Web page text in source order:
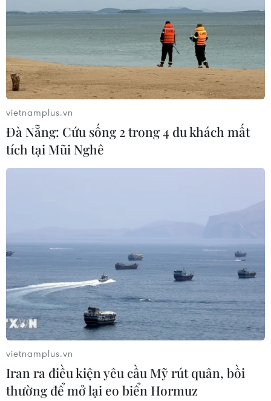
04/04/2023 14:13
Bộ Tài chính nhấn mạnh việc gia hạn thuế sẽ là biện
pháp kịp thời hỗ trợ cho các doanh nghiệp và người
dân gặp khó khăn thông qua giảm chi phí tài chính, hỗ
trợ thanh khoản và dòng tiền.
vietnamplus.vn
Đà Nẵng: Cứu sống 2 trong 4 du khách mất
tích tại Mũi Nghê
vietnamplus.vn
Iran ra điều kiện yêu cầu Mỹ rút quân, bồi
thường để mở lại eo biển Hormuz